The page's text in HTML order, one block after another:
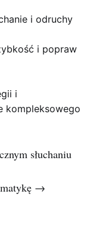
i odruchy
i popraw
i
kompleksowego
słuchaniu
→